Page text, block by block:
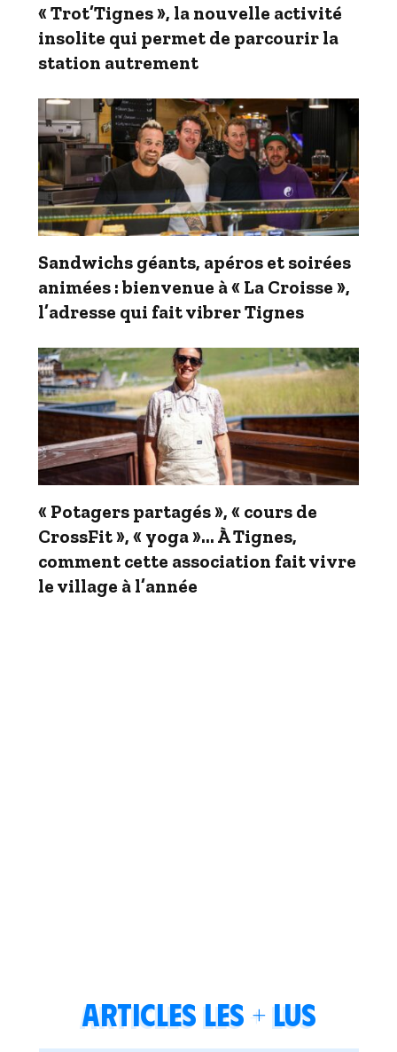
« Trot’Tignes », la nouvelle activité
insolite qui permet de parcourir la
station autrement
Sandwichs géants, apéros et soirées
animées : bienvenue à « La Croisse »,
l’adresse qui fait vibrer Tignes
« Potagers partagés », « cours de
CrossFit », « yoga »… À Tignes,
comment cette association fait vivre
le village à l’année
Articles les + lus